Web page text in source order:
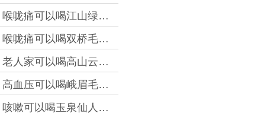
喉咙痛可以喝江山绿牡丹吗？
喉咙痛可以喝双桥毛尖吗？
老人家可以喝高山云雾茶吗？
高血压可以喝峨眉毛峰吗？
咳嗽可以喝玉泉仙人掌茶吗？